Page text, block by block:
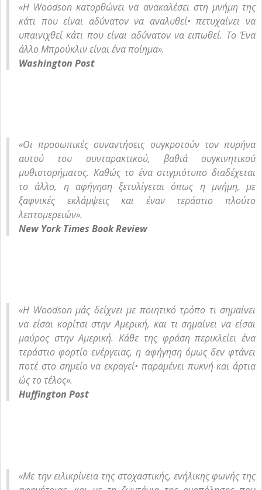
«Η Woodson κατορθώνει να ανακαλέσει στη μνήμη της
κάτι που είναι αδύνατον να αναλυθεί• πετυχαίνει να
υπαινιχθεί κάτι που είναι αδύνατον να ειπωθεί. Το Ένα
άλλο Μπρούκλιν είναι ένα ποίημα».
Washington Post
«Οι προσωπικές συναντήσεις συγκροτούν τον πυρήνα
αυτού του συνταρακτικού, βαθιά συγκινητικού
μυθιστορήματος. Καθώς το ένα στιγμιότυπο διαδέχεται
το άλλο, η αφήγηση ξετυλίγεται όπως η μνήμη, με
ξαφνικές εκλάμψεις και έναν τεράστιο πλούτο
λεπτομερειών».
New York Times Book Review
«Η Woodson μάς δείχνει με ποιητικό τρόπο τι σημαίνει
να είσαι κορίτσι στην Αμερική, και τι σημαίνει να είσαι
μαύρος στην Αμερική. Κάθε της φράση περικλείει ένα
τεράστιο φορτίο ενέργειας, η αφήγηση όμως δεν φτάνει
ποτέ στο σημείο να εκραγεί• παραμένει πυκνή και άρτια
ώς το τέλος».
Huffington Post
«Με την ειλικρίνεια της στοχαστικής, ενήλικης φωνής της